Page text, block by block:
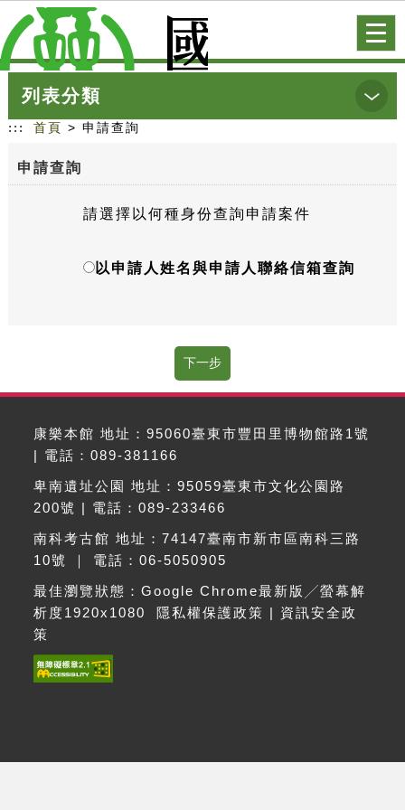
跳到主要內容
網站導覽
前往首頁
列表分類
::: 首頁 > 申請查詢
申請查詢
請選擇以何種身份查詢申請案件
以申請人姓名與申請人聯絡信箱查詢
康樂本館 地址：95060臺東市豐田里博物館路1號
| 電話：089-381166
卑南遺址公園 地址：95059臺東市文化公園路
200號 | 電話：089-233466
南科考古館 地址：74147臺南市新市區南科三路
10號 ｜ 電話：06-5050905
最佳瀏覽狀態：Google Chrome最新版╱螢幕解
析度1920x1080 隱私權保護政策 | 資訊安全政
策